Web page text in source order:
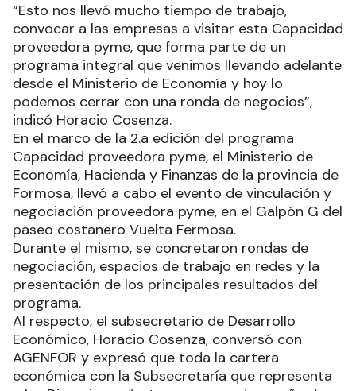
“Esto nos llevó mucho tiempo de trabajo,
convocar a las empresas a visitar esta Capacidad
proveedora pyme, que forma parte de un
programa integral que venimos llevando adelante
desde el Ministerio de Economía y hoy lo
podemos cerrar con una ronda de negocios”,
indicó Horacio Cosenza.
En el marco de la 2.a edición del programa
Capacidad proveedora pyme, el Ministerio de
Economía, Hacienda y Finanzas de la provincia de
Formosa, llevó a cabo el evento de vinculación y
negociación proveedora pyme, en el Galpón G del
paseo costanero Vuelta Fermosa.
Durante el mismo, se concretaron rondas de
negociación, espacios de trabajo en redes y la
presentación de los principales resultados del
programa.
Al respecto, el subsecretario de Desarrollo
Económico, Horacio Cosenza, conversó con
AGENFOR y expresó que toda la cartera
económica con la Subsecretaría que representa